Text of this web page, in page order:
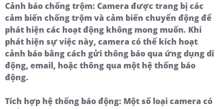
Cảnh báo chống trộm: Camera được trang bị các
cảm biến chống trộm và cảm biến chuyển động để
phát hiện các hoạt động không mong muốn. Khi
phát hiện sự việc này, camera có thể kích hoạt
cảnh báo bằng cách gửi thông báo qua ứng dụng di
động, email, hoặc thông qua một hệ thống báo
động.
Tích hợp hệ thống báo động: Một số loại camera có